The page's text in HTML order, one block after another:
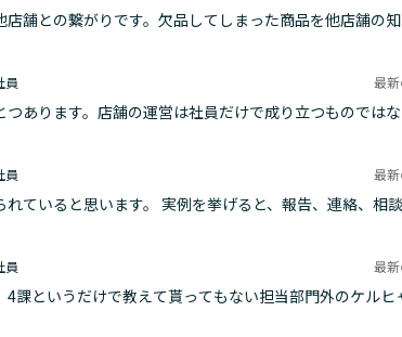
舗との繋がりです。欠品してしまった商品を他店舗の
員 最
あります。店舗の運営は社員だけで成り立つものでは
員 最
ていると思います。 実例を挙げると、報告、連絡、相
員 最
課というだけで教えて貰ってもない担当部門外のケルヒ